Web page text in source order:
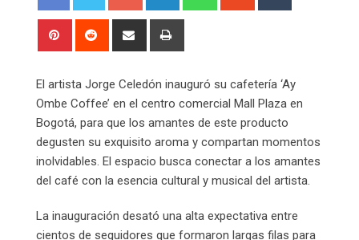
Pinterest Reddit
Share
El artista Jorge Celedón inauguró su cafetería ‘Ay
Ombe Coffee’ en el centro comercial Mall Plaza en
Bogotá, para que los amantes de este producto
degusten su exquisito aroma y compartan momentos
inolvidables. El espacio busca conectar a los amantes
del café con la esencia cultural y musical del artista.
La inauguración desató una alta expectativa entre
cientos de seguidores que formaron largas filas para